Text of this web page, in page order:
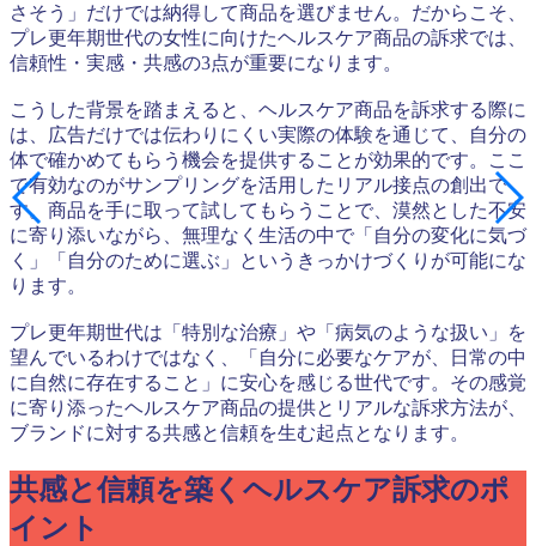
さそう」だけでは納得して商品を選びません。だからこそ、
プレ更年期世代の女性に向けたヘルスケア商品の訴求では、
信頼性・実感・共感の3点が重要になります。
こうした背景を踏まえると、ヘルスケア商品を訴求する際に
は、広告だけでは伝わりにくい実際の体験を通じて、自分の
体で確かめてもらう機会を提供することが効果的です。ここ
で有効なのがサンプリングを活用したリアル接点の創出で
す。商品を手に取って試してもらうことで、漠然とした不安
に寄り添いながら、無理なく生活の中で「自分の変化に気づ
く」「自分のために選ぶ」というきっかけづくりが可能にな
ります。
プレ更年期世代は「特別な治療」や「病気のような扱い」を
望んでいるわけではなく、「自分に必要なケアが、日常の中
に自然に存在すること」に安心を感じる世代です。その感覚
に寄り添ったヘルスケア商品の提供とリアルな訴求方法が、
ブランドに対する共感と信頼を生む起点となります。
共感と信頼を築くヘルスケア訴求のポ
イント